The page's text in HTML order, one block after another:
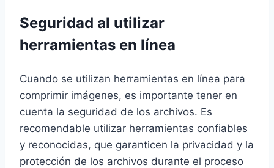
Seguridad al utilizar
herramientas en línea
Cuando se utilizan herramientas en línea para
comprimir imágenes, es importante tener en
cuenta la seguridad de los archivos. Es
recomendable utilizar herramientas confiables
y reconocidas, que garanticen la privacidad y la
protección de los archivos durante el proceso